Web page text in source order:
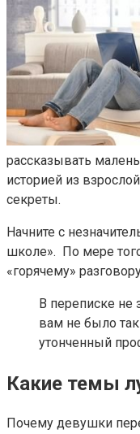
рассказывать
историей из
секреты.
Начните с
школе». По мере
«горячему»
В переписке не
вам не было
утонченный
Какие темы
Почему девушки